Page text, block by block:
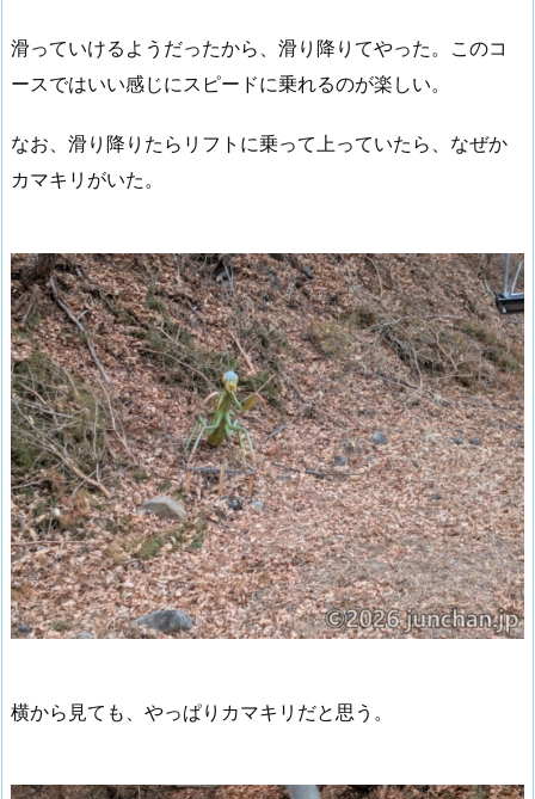
滑っていけるようだったから、滑り降りてやった。このコ
ースではいい感じにスピードに乗れるのが楽しい。
なお、滑り降りたらリフトに乗って上っていたら、なぜか
カマキリがいた。
横から見ても、やっぱりカマキリだと思う。